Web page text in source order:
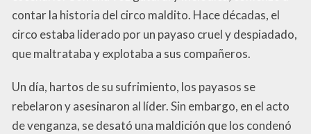
contar la historia del circo maldito. Hace décadas, el
circo estaba liderado por un payaso cruel y despiadado,
que maltrataba y explotaba a sus compañeros.
Un día, hartos de su sufrimiento, los payasos se
rebelaron y asesinaron al líder. Sin embargo, en el acto
de venganza, se desató una maldición que los condenó